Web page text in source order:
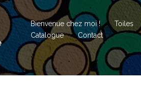
Bienvenue chez moi ! Toiles
Catalogue
Contact